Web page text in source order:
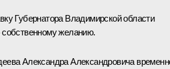
Губернатора Владимирской области
желанию.
Александра Александровича